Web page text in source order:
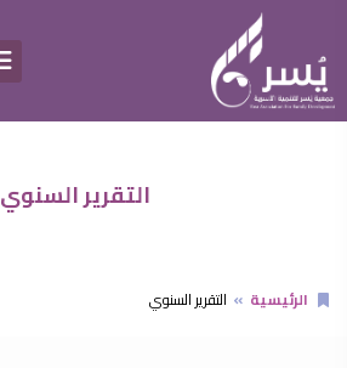
التقرير السنوي
الرئيسية التقرير السنوي